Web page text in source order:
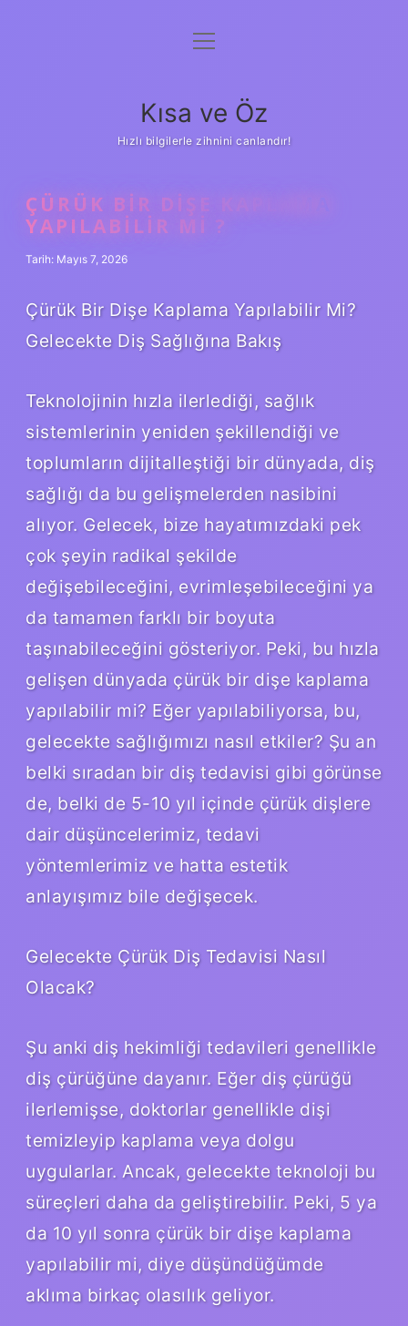
Anasayfa
Yasal Uyarı
menüyü
Kısa ve Öz
Hızlı bilgilerle zihnini canlandır!
ÇÜRÜK BIR DIŞE KAPLAMA
YAPILABILIR MI ?
Tarih: Mayıs 7, 2026
Çürük Bir Dişe Kaplama Yapılabilir Mi?
Gelecekte Diş Sağlığına Bakış
Teknolojinin hızla ilerlediği, sağlık
sistemlerinin yeniden şekillendiği ve
toplumların dijitalleştiği bir dünyada, diş
sağlığı da bu gelişmelerden nasibini
alıyor. Gelecek, bize hayatımızdaki pek
çok şeyin radikal şekilde
değişebileceğini, evrimleşebileceğini ya
da tamamen farklı bir boyuta
taşınabileceğini gösteriyor. Peki, bu hızla
gelişen dünyada çürük bir dişe kaplama
yapılabilir mi? Eğer yapılabiliyorsa, bu,
gelecekte sağlığımızı nasıl etkiler? Şu an
belki sıradan bir diş tedavisi gibi görünse
de, belki de 5-10 yıl içinde çürük dişlere
dair düşüncelerimiz, tedavi
yöntemlerimiz ve hatta estetik
anlayışımız bile değişecek.
Gelecekte Çürük Diş Tedavisi Nasıl
Olacak?
Şu anki diş hekimliği tedavileri genellikle
diş çürüğüne dayanır. Eğer diş çürüğü
ilerlemişse, doktorlar genellikle dişi
temizleyip kaplama veya dolgu
uygularlar. Ancak, gelecekte teknoloji bu
süreçleri daha da geliştirebilir. Peki, 5 ya
da 10 yıl sonra çürük bir dişe kaplama
yapılabilir mi, diye düşündüğümde
aklıma birkaç olasılık geliyor.